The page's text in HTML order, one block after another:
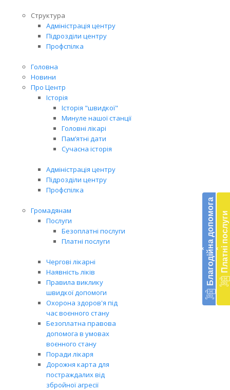
Структура
Адміністрація центру
Підрозділи центру
Профспілка
Головна
Новини
Про Центр
Історія
Історія "швидкої"
Минуле нашої станції
Головні лікарі
Пам’ятні дати
Сучасна історія
Адміністрація центру
Підрозділи центру
Профспілка
Громадянам
Послуги
Безоплатні послуги
Платні послуги
Чергові лікарні
Наявність ліків
Правила виклику
швидкої допомоги
Охорона здоров'я під
час воєнного стану
Безоплатна правова
допомога в умовах
воєнного стану
Поради лікаря
Дорожня карта для
постраждалих від
збройної агресії
‹ Благодійна допомога ‹ Платні послуги